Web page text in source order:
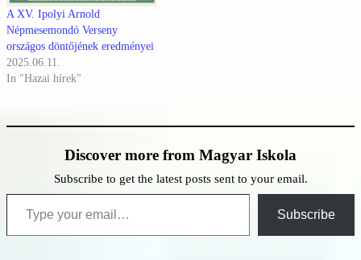
A XV. Ipolyi Arnold
Népmesemondó Verseny
országos döntőjének eredményei
2025.06.11.
In "Hazai hírek"
Discover more from Magyar Iskola
Subscribe to get the latest posts sent to your email.
Type your email…
Subscribe